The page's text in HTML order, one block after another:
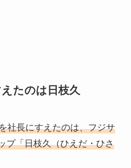
たのは日枝久
社長にすえたのは、フジサ
プ「日枝久（ひえだ・ひさ